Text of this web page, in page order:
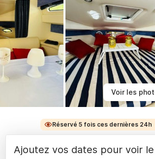
Voir les
Réservé 5 fois ces dernières 24h
Ajoutez vos dates pour voir